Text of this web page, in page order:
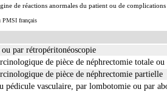
de réactions anormales du patient ou de
PMSI français
par rétropéritonéoscopie
de pièce de néphrectomie totale
de pièce de néphrectomie partielle
pédicule vasculaire, par lombotomie ou par